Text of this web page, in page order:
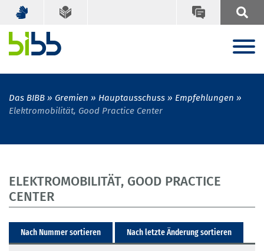
Das BIBB Gremien Hauptausschuss
Empfehlungen
Elektromobilität, Good Practice Center
ELEKTROMOBILITÄT, GOOD PRACTICE
CENTER
Nach Nummer sortieren Nach letzte Änderung sortieren